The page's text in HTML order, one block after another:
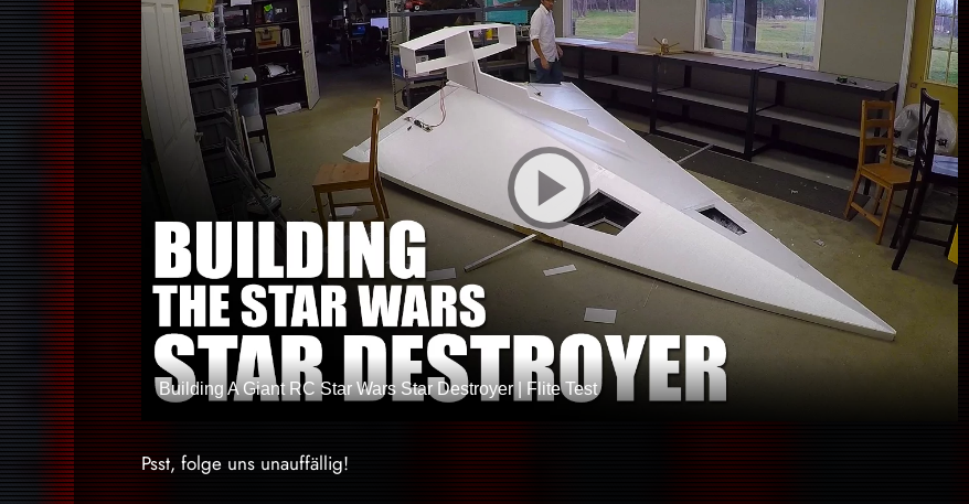
Building A Giant RC Star Wars Star Destroyer | Flite Test
Psst, folge uns unauffällig!